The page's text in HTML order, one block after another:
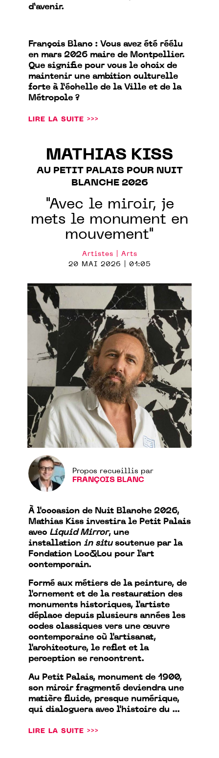
d’avenir.
François Blanc : Vous avez été réélu
en mars 2026 maire de Montpellier.
Que signifie pour vous le choix de
maintenir une ambition culturelle
forte à l’échelle de la Ville et de la
Métropole ?
LIRE LA SUITE >>>
MATHIAS KISS
AU PETIT PALAIS POUR NUIT
BLANCHE 2026
"Avec le miroir, je
mets le monument en
mouvement"
Artistes | Arts
20 MAI 2026 | 01:05
Propos recueillis par
FRANÇOIS BLANC
À l'occasion de Nuit Blanche 2026,
Mathias Kiss investira le Petit Palais
avec Liquid Mirror, une
installation in situsoutenue par la
Fondation Loo&Lou pour l'art
contemporain.
Formé aux métiers de la peinture, de
l'ornement et de la restauration des
monuments historiques, l'artiste
déplace depuis plusieurs années les
codes classiques vers une œuvre
contemporaine où l'artisanat,
l'architecture, le reflet et la
perception se rencontrent.
Au Petit Palais, monument de 1900,
son miroir fragmenté deviendra une
matière fluide, presque numérique,
qui dialoguera avec l'histoire du ...
LIRE LA SUITE >>>